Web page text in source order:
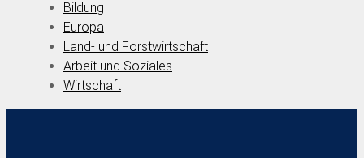
Bildung
Europa
Land- und Forstwirtschaft
Arbeit und Soziales
Wirtschaft